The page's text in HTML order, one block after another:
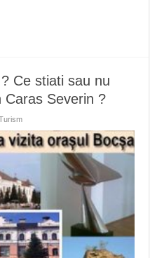
Ce stiati sau nu
Caras Severin ?